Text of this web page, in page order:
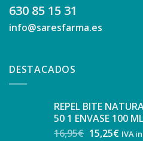
630 85 15 31
info@saresfarma.es
DESTACADOS
REPEL BITE
50 1 ENVASE 100 ML
16,95€ 15,25€ IVA